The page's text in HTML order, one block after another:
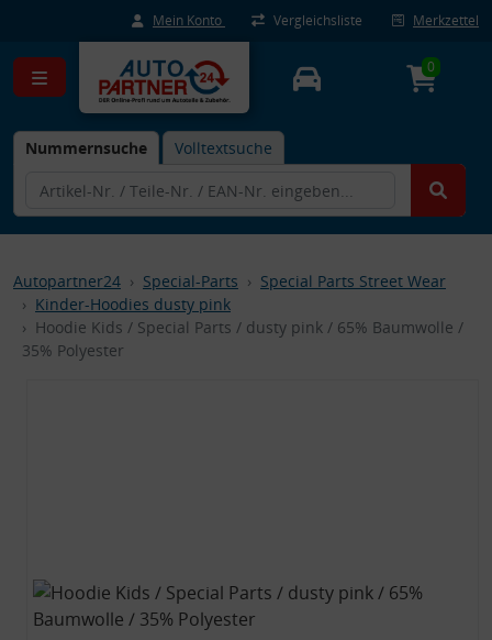
Mein Konto Vergleichsliste Merkzettel
Nummernsuche Volltextsuche
0
Autopartner24 Special-Parts
Special Parts Street Wear
Kinder-Hoodies dusty pink
Hoodie Kids / Special Parts / dusty pink / 65% Baumwolle /
35% Polyester